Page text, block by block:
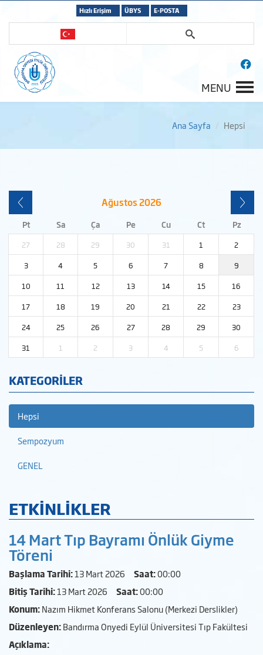
Hızlı Erişim ÜBYS E-POSTA
MENU
Ana Sayfa Hepsi
Ağustos2026
Pt Sa Ça Pe Cu Ct Pz
27 28 29 30 31 1
2
3
4 5 6 7 8
9
10
11 12 13 14 15
16
17
18 19 20 21 22
23
24
25 26 27 28 29
30
31
1 2 3 4 5 6
KATEGORİLER
Hepsi
Sempozyum
GENEL
ETKİNLİKLER
14 Mart Tıp Bayramı Önlük Giyme
Töreni
Başlama Tarihi:13 Mart 2026 Saat:00:00
Bitiş Tarihi:13 Mart 2026 Saat:00:00
Konum:Nazım Hikmet Konferans Salonu (Merkezi Derslikler)
Düzenleyen:Bandırma Onyedi Eylül Üniversitesi Tıp Fakültesi
Açıklama: